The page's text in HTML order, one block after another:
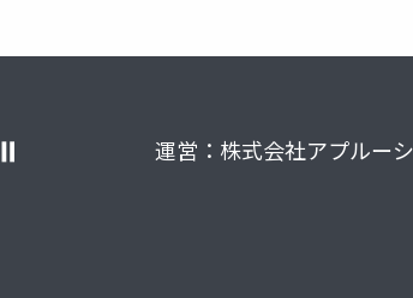
運営：株式会社アプルー